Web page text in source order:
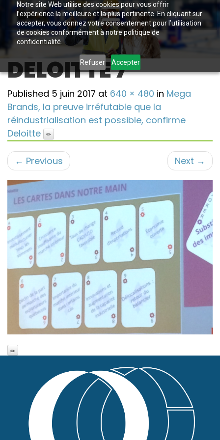
Notre site Web utilise des cookies pour vous offrir
l’expérience la meilleure et la plus pertinente. En cliquant sur
accepter, vous donnez votre consentement pour l’utilisation
de cookies conformément à notre politique de
confidentialité.
Refuser Accepter
DELOITTE 7
Published 5 juin 2017 at 640 × 480 in Mega
Brands, la preuve irréfutable que la
réindustrialisation est possible, confirme
Deloitte
← Previous Next →